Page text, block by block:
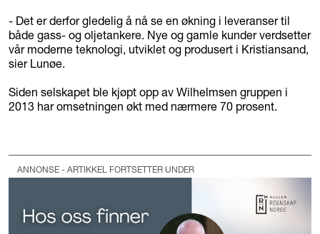
- Det er derfor gledelig å nå se en økning i leveranser til
både gass- og oljetankere. Nye og gamle kunder verdsetter
vår moderne teknologi, utviklet og produsert i Kristiansand,
sier Lunøe.
Siden selskapet ble kjøpt opp av Wilhelmsen gruppen i
2013 har omsetningen økt med nærmere 70 prosent.
ANNONSE - ARTIKKEL FORTSETTER UNDER